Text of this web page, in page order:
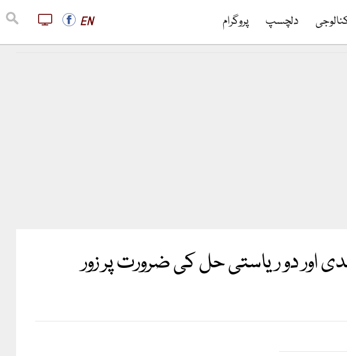
دلچسپ پروگرام EN
اور دو ریاستی حل کی ضرورت پر زور